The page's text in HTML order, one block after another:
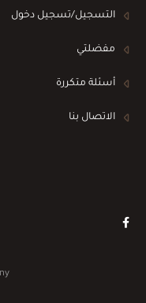
التسجيل/تسجيل دخول
مفضلتي
أسئلة متكررة
الاتصال بنا